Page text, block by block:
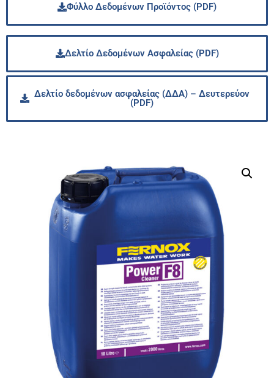
Φύλλο Δεδομένων Προϊόντος (PDF)
Δελτίο Δεδομένων Ασφαλείας (PDF)
Δελτίο δεδομένων ασφαλείας (ΔΔΑ) – Δευτερεύον
(PDF)